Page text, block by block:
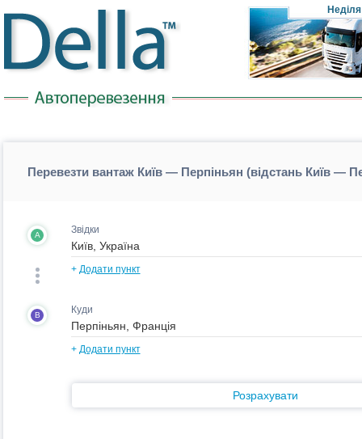
Неділя
Перевезти вантаж Київ — Перпіньян (відстань Київ —
A Звідки
+ Додати пункт
B Куди
+ Додати пункт
Розрахувати